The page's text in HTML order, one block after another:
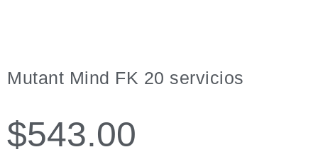
Mutant Mind FK 20 servicios
$543.00